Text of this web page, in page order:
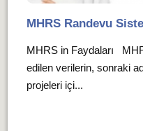
MHRS Randevu
MHRS in Faydaları
edilen verilerin, sonraki
projeleri içi...